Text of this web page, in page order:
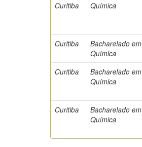
Curitiba
Química
Curitiba
Bacharelado em
Química
Curitiba
Bacharelado em
Química
Curitiba
Bacharelado em
Química